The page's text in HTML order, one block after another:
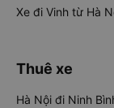
Xe đi Vinh từ Hà
Thuê xe
Hà Nội đi Ninh